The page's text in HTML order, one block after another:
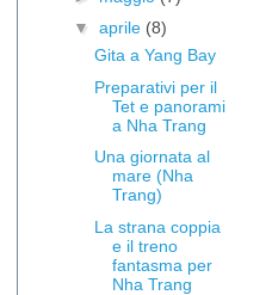
▼ aprile (8)
Gita a Yang Bay
Preparativi per il
Tet e panorami
a Nha Trang
Una giornata al
mare (Nha
Trang)
La strana coppia
e il treno
fantasma per
Nha Trang